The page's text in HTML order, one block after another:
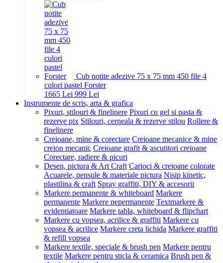
Cub notite adezive 75 x 75 mm 450 file 4
culori pastel Forster
1665 Lei 999 Lei
Instrumente de scris, arta & grafica
Pixuri, stilouri & finelinere Pixuri cu gel si pasta &
rezerve pix Stilouri, cerneala & rezerve stilou Rollere &
finelinere
Creioane, mine & corectare Creioane mecanice & mine
creion mecanic Creioane grafit & ascutitori creioane
Corectare, radiere & picuri
Desen, pictura & Art Craft Carioci & creioane colorate
Acuarele, pensule & materiale pictura Nisip kinetic,
plastilina & craft Spray graffiti, DIY & accesorii
Markere permanente & whiteboard Markere
permanente Markere nepermanente Textmarkere &
evidentiatoare Markere tabla, whiteboard & flipchart
Markere cu vopsea, acrilice & graffiti Markere cu
vopsea & acrilice Markere creta lichida Markere graffiti
& refill vopsea
Markere textile, speciale & brush pen Markere pentru
textile Markere pentru sticla & ceramica Brush pen &